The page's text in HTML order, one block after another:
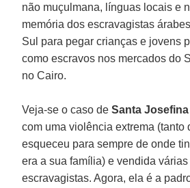
não muçulmana, línguas locais e
memória dos escravagistas
Sul para pegar crianças e jovens
como escravos nos mercados do
no Cairo.
Veja-se o caso deSanta
com uma violência extrema (tanto
esqueceu para sempre de onde
era a sua família) e vendida
escravagistas. Agora, ela é a